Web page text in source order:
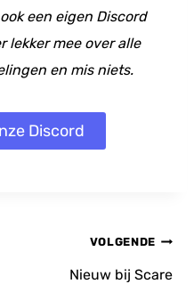
een eigen Discord
lekker mee over alle
en mis niets.
Discord
VOLGENDE
Nieuw bij Scare